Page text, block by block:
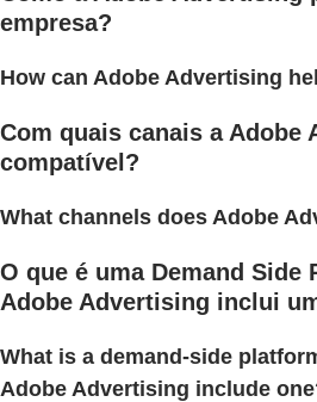
empresa?
How can Adobe Advertising
Com quais canais a Adobe
compatível?
What channels does Adobe
O que é uma Demand Side
Adobe Advertising inclui
What is a demand-side
Adobe Advertising include